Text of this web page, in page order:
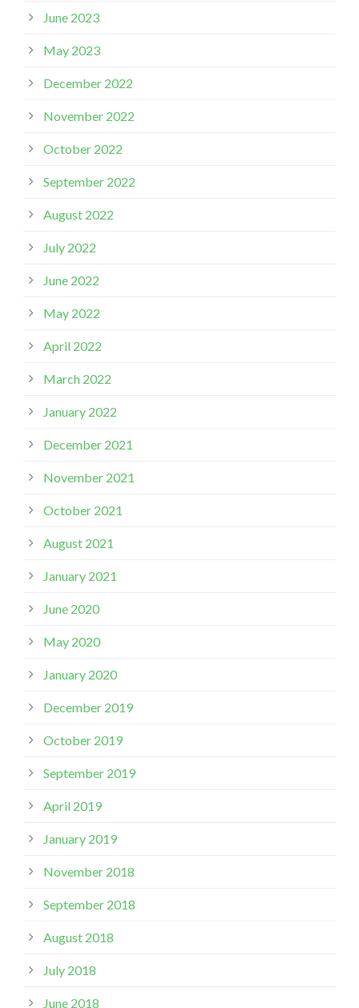
June 2023
May 2023
December 2022
November 2022
October 2022
September 2022
August 2022
July 2022
June 2022
May 2022
April 2022
March 2022
January 2022
December 2021
November 2021
October 2021
August 2021
January 2021
June 2020
May 2020
January 2020
December 2019
October 2019
September 2019
April 2019
January 2019
November 2018
September 2018
August 2018
July 2018
June 2018